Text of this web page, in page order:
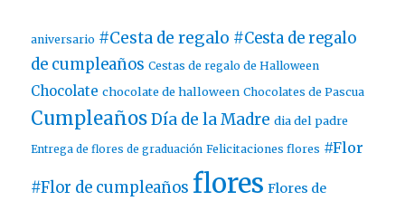
aniversario #Cesta de regalo #Cesta de regalo
de cumpleaños Cestas de regalo de Halloween
Chocolate chocolate de halloween Chocolates de Pascua
Cumpleaños Día de la Madre dia del padre
Entrega de flores de graduación Felicitaciones flores #Flor
#Flor de cumpleaños flores Flores de